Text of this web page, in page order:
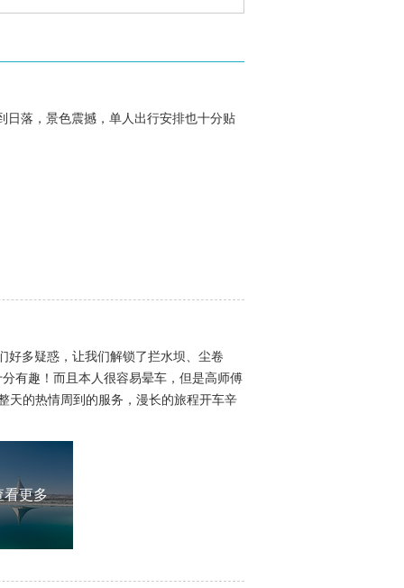
日落，景色震撼，单人出行安排也十分贴
好多疑惑，让我们解锁了拦水坝、尘卷
有趣！而且本人很容易晕车，但是高师傅
天的热情周到的服务，漫长的旅程开车辛
看更多